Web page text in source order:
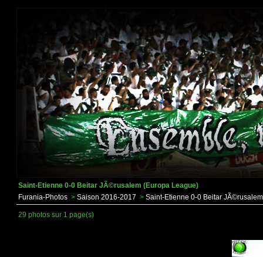
Saint-Etienne 0-0 Beitar JÃ©rusalem (Europa League)
Furania-Photos > Saison 2016-2017 > Saint-Etienne 0-0 Beitar
29 photos sur 1 page(s)